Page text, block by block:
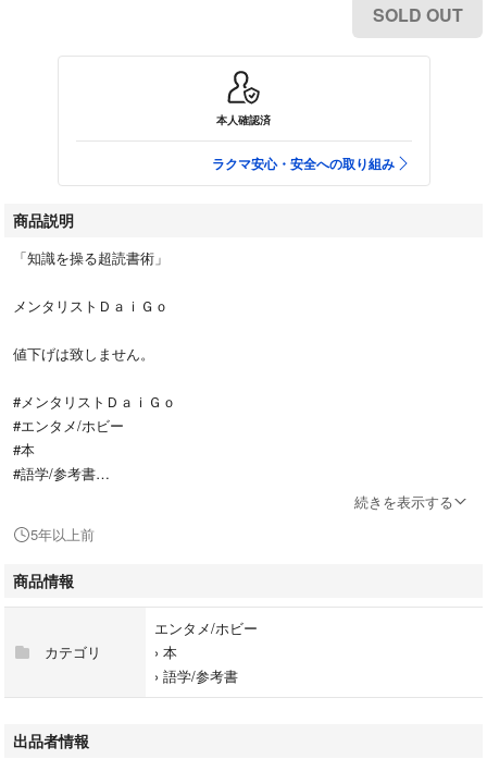
SOLD OUT
本人確認済
ラクマ安心・安全への取り組み
商品説明
「知識を操る超読書術」
メンタリストＤａｉＧｏ
値下げは致しません。
#メンタリストＤａｉＧｏ
#エンタメ/ホビー
#本
#語学/参考書
続きを表示する
5年以上前
商品情報
カテゴリ
エンタメ/ホビー
› 本
› 語学/参考書
出品者情報